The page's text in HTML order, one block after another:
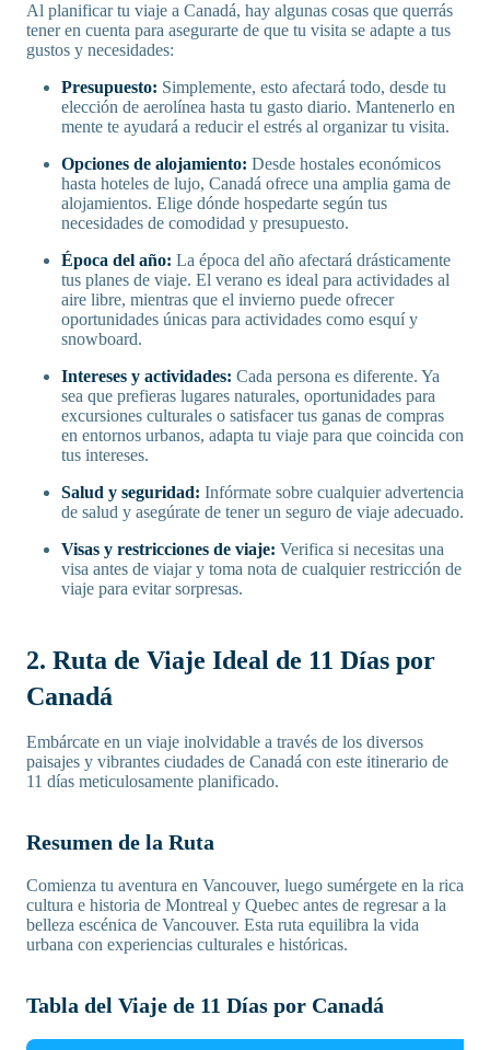
Al planificar tu viaje a Canadá, hay algunas cosas que querrás
tener en cuenta para asegurarte de que tu visita se adapte a tus
gustos y necesidades:
Presupuesto: Simplemente, esto afectará todo, desde tu
elección de aerolínea hasta tu gasto diario. Mantenerlo en
mente te ayudará a reducir el estrés al organizar tu visita.
Opciones de alojamiento: Desde hostales económicos
hasta hoteles de lujo, Canadá ofrece una amplia gama de
alojamientos. Elige dónde hospedarte según tus
necesidades de comodidad y presupuesto.
Época del año: La época del año afectará drásticamente
tus planes de viaje. El verano es ideal para actividades al
aire libre, mientras que el invierno puede ofrecer
oportunidades únicas para actividades como esquí y
snowboard.
Intereses y actividades: Cada persona es diferente. Ya
sea que prefieras lugares naturales, oportunidades para
excursiones culturales o satisfacer tus ganas de compras
en entornos urbanos, adapta tu viaje para que coincida con
tus intereses.
Salud y seguridad: Infórmate sobre cualquier advertencia
de salud y asegúrate de tener un seguro de viaje adecuado.
Visas y restricciones de viaje: Verifica si necesitas una
visa antes de viajar y toma nota de cualquier restricción de
viaje para evitar sorpresas.
2. Ruta de Viaje Ideal de 11 Días por
Canadá
Embárcate en un viaje inolvidable a través de los diversos
paisajes y vibrantes ciudades de Canadá con este itinerario de
11 días meticulosamente planificado.
Resumen de la Ruta
Comienza tu aventura en Vancouver, luego sumérgete en la rica
cultura e historia de Montreal y Quebec antes de regresar a la
belleza escénica de Vancouver. Esta ruta equilibra la vida
urbana con experiencias culturales e históricas.
Tabla del Viaje de 11 Días por Canadá